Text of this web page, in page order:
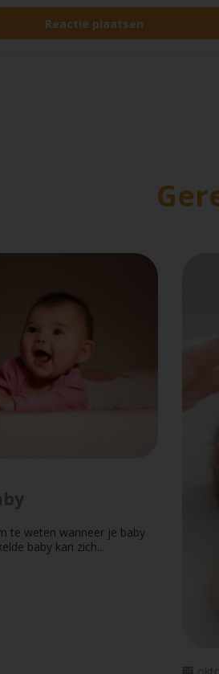
te weten wanneer je baby
baby kan zich...